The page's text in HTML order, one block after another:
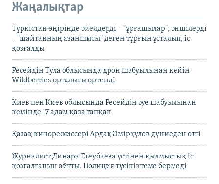
Жаңалықтар
Түркістан өңірінде әйелдерді – "ұрғашылар", әншілерді
– "шайтанның азаншысы" деген тұрғын ұсталып, іс
қозғалды
Ресейдің Тула облысында дрон шабуылынан кейін
Wildberries орталығы өртенді
Киев пен Киев облысында Ресейдің әуе шабуылынан
кемінде 17 адам қаза тапқан
Қазақ кинорежиссері Ардақ Әмірқұлов дүниеден өтті
Журналист Динара Егеубаева үстінен қылмыстық іс
қозғалғанын айтты. Полиция түсініктеме бермеді